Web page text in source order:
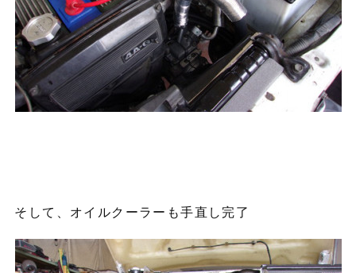
そして、オイルクーラーも手直し完了